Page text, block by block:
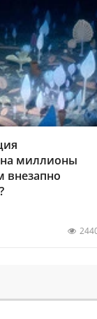
на миллионы
внезапно